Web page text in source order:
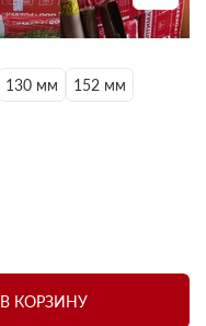
130 мм 152 мм
В КОРЗИНУ